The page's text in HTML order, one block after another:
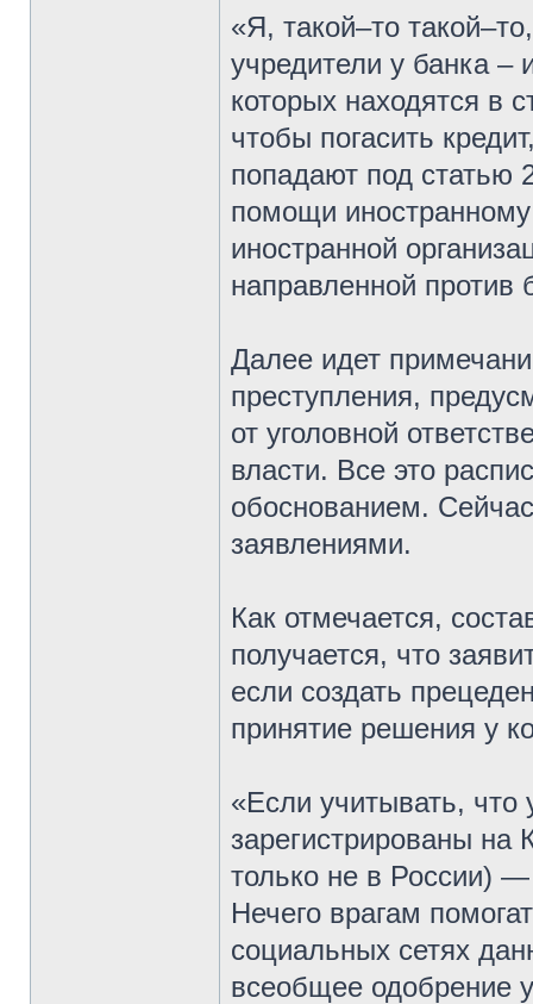
«Я, такой–то
учредители у банка
которых находятся в
чтобы погасить
попадают под статью
помощи
иностранной
направленной против
Далее идет
преступления,
от уголовной
власти. Все это
обоснованием.
заявлениями.
Как отмечается,
получается, что
если создать
принятие решения у
«Если учитывать, что
зарегистрированы на
только не в России)
Нечего врагам
социальных сетях
всеобщее одобрение